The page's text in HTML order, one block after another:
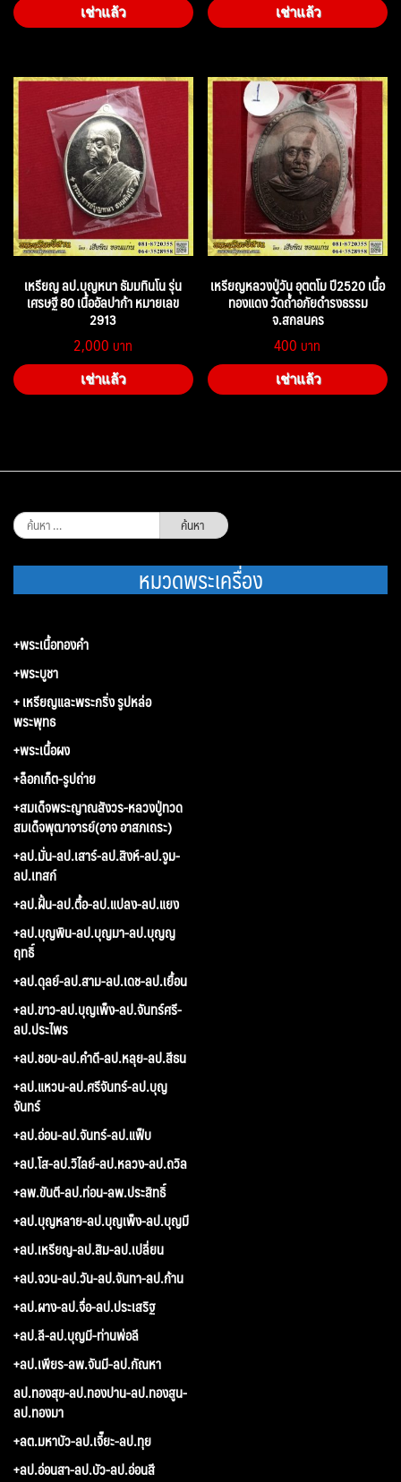
เช่าแล้ว เช่าแล้ว
เหรียญ ลป.บุญหนา ธัมมทินโน รุ่น
เศรษฐี 80 เนื้ออัลปาก้า หมายเลข
2913
2,000
เช่าแล้ว
เหรียญหลวงปู่วัน อุตตโม ปี2520 เนื้อ
ทองแดง วัดถ้ำอภัยดำรงธรรม
จ.สกลนคร
400
เช่าแล้ว
ค้นหา
สำหรับ:
หมวดพระเครื่อง
+พระเนื้อทองคำ
+พระบูชา
+ เหรียญและพระกริ่ง รูปหล่อ
พระพุทธ
+พระเนื้อผง
+ล็อกเก็ต-รูปถ่าย
+สมเด็จพระญาณสังวร-หลวงปู่ทวด
สมเด็จพุฒาจารย์(อาจ อาสภเถระ)
+ลป.มั่น-ลป.เสาร์-ลป.สิงห์-ลป.จูม-
ลป.เทสก์
+ลป.ฝั้น-ลป.ตื้อ-ลป.แปลง-ลป.แยง
+ลป.บุญพิน-ลป.บุญมา-ลป.บุญญ
ฤทธิ์
+ลป.ดุลย์-ลป.สาม-ลป.เดช-ลป.เยื้อน
+ลป.ขาว-ลป.บุญเพ็ง-ลป.จันทร์ศรี-
ลป.ประไพร
+ลป.ชอบ-ลป.คำดี-ลป.หลุย-ลป.สีธน
+ลป.แหวน-ลป.ศรีจันทร์-ลป.บุญ
จันทร์
+ลป.อ่อน-ลป.จันทร์-ลป.แฟ็บ
+ลป.โส-ลป.วิไลย์-ลป.หลวง-ลป.ถวิล
+ลพ.ขันตี-ลป.ท่อน-ลพ.ประสิทธิ์
+ลป.บุญหลาย-ลป.บุญเพ็ง-ลป.บุญมี
+ลป.เหรียญ-ลป.สิม-ลป.เปลี่ยน
+ลป.จวน-ลป.วัน-ลป.จันทา-ลป.ก้าน
+ลป.ผาง-ลป.จื่อ-ลป.ประเสริฐ
+ลป.ลี-ลป.บุญมี-ท่านพ่อลี
+ลป.เพียร-ลพ.จันมี-ลป.กัณหา
ลป.ทองสุข-ลป.ทองปาน-ลป.ทองสูน-
ลป.ทองมา
+ลต.มหาบัว-ลป.เจี๊ยะ-ลป.ทุย
+ลป.อ่อนสา-ลป.บัว-ลป.อ่อนสี